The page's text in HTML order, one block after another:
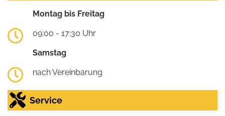
Montag bis Freitag
09:00 - 17:30 Uhr
Samstag
nach Vereinbarung
Service